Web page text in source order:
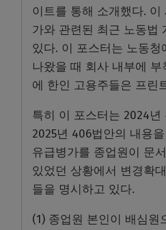
이트를 통해 소개했다. 이
가와 관련된 최근 노동법
있다. 이 포스터는 노동청
나왔을 때 회사 내부에
에 한인 고용주들은 프린
특히 이 포스터는 2024년
2025년 406법안의 내용
유급병가를 종업원이 문
있었던 상황에서 변경확
들을 명시하고 있다.
(1) 종업원 본인이 배심원